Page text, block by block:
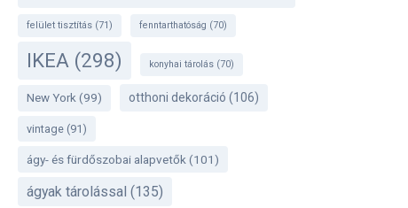
felület tisztítás(71) fenntarthatóság (70)
IKEA (298) konyhai tárolás(70)
New York(99) otthoni dekoráció (106)
vintage(91)
ágy- és fürdőszobai alapvetők (101)
ágyak tárolással (135)